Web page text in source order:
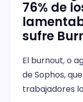
76% de
sufre
El burnout, o
de Sophos,
trabajadores